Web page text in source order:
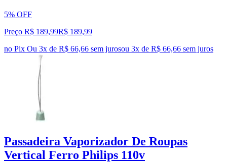
5% OFF
Preço R$ 189,99R$ 189,99
no Pix Ou 3x de R$ 66,66 sem jurosou 3x de R$ 66,66 sem juros
Passadeira Vaporizador De Roupas
Vertical Ferro Philips 110v